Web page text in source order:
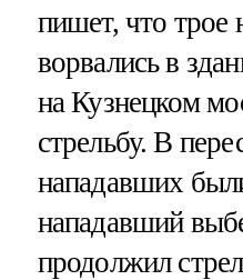
пишет, что трое
ворвались в
на Кузнецком
стрельбу. В
нападавших
нападавший
продолжил